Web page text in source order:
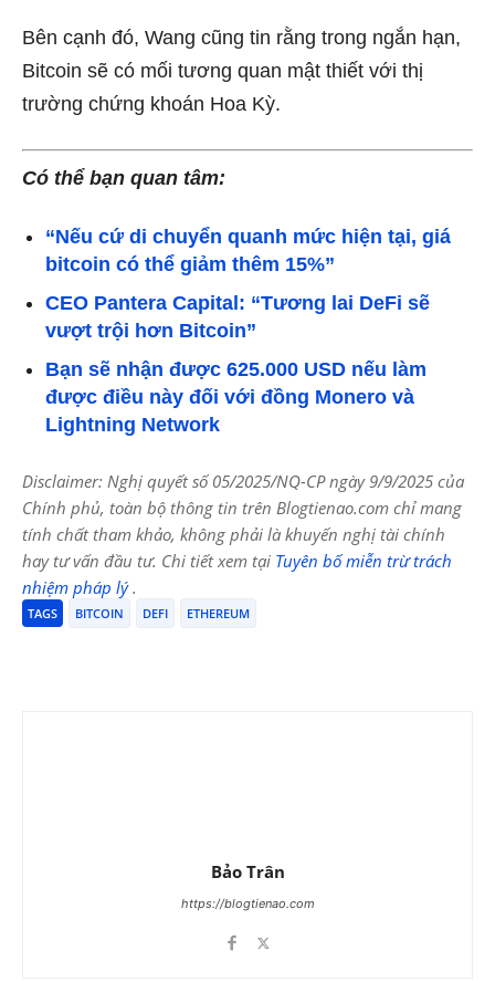
Bên cạnh đó, Wang cũng tin rằng trong ngắn hạn,
Bitcoin sẽ có mối tương quan mật thiết với thị
trường chứng khoán Hoa Kỳ.
Có thể bạn quan tâm:
“Nếu cứ di chuyển quanh mức hiện tại, giá
bitcoin có thể giảm thêm 15%”
CEO Pantera Capital: “Tương lai DeFi sẽ
vượt trội hơn Bitcoin”
Bạn sẽ nhận được 625.000 USD nếu làm
được điều này đối với đồng Monero và
Lightning Network
Disclaimer: Nghị quyết số 05/2025/NQ-CP ngày 9/9/2025 của
Chính phủ, toàn bộ thông tin trên Blogtienao.com chỉ mang
tính chất tham khảo, không phải là khuyến nghị tài chính
hay tư vấn đầu tư. Chi tiết xem tại Tuyên bố miễn trừ trách
nhiệm pháp lý.
TAGS BITCOIN DEFI ETHEREUM
Bảo Trân
https://blogtienao.com